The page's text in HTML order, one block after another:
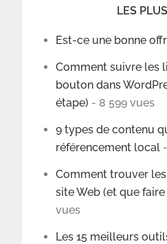
LES
Est-ce une bonne
Comment suivre les
bouton dans
étape) - 8 599 vues
9 types de contenu
référencement local
Comment trouver
site Web (et que
vues
Les 15 meilleurs